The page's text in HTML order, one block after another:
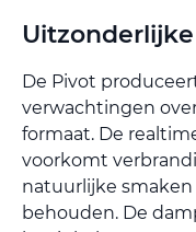
De Pivot
verwachtingen
formaat. De
voorkomt
natuurlijke
behouden. De